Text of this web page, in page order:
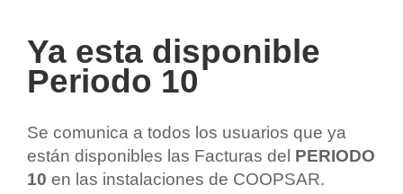
Ya esta disponible
Periodo 10
Se comunica a todos los usuarios que ya
están disponibles las Facturas del PERIODO
10 en las instalaciones de COOPSAR.